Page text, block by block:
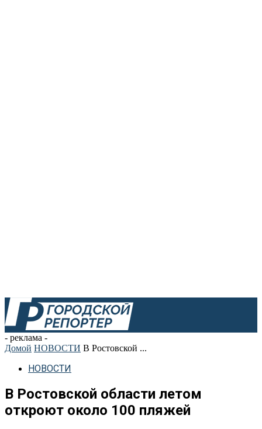
- реклама -
Домой НОВОСТИ В Ростовской ...
НОВОСТИ
В Ростовской области летом
откроют около 100 пляжей